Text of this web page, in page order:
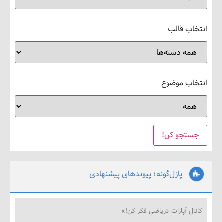
قالب
موضوع
پازل‌گونه؛ پیوندهای پیشنهادی
آپارات «ریاضی فکر کن!»